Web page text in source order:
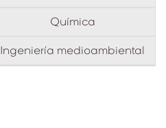
Química
Ingeniería medioambiental